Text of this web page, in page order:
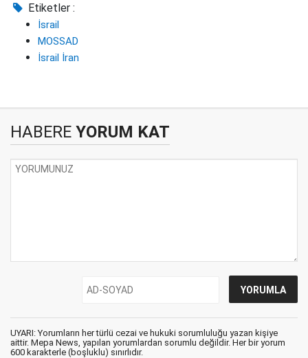
Etiketler :
İsrail
MOSSAD
İsrail İran
HABERE YORUM KAT
UYARI: Yorumların her türlü cezai ve hukuki sorumluluğu yazan kişiye
aittir. Mepa News, yapılan yorumlardan sorumlu değildir. Her bir yorum
600 karakterle (boşluklu) sınırlıdır.